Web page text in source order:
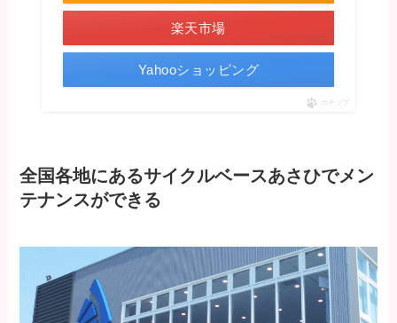
楽天市場
Yahooショッピング
ポチップ
全国各地にあるサイクルベースあさひでメン
テナンスができる